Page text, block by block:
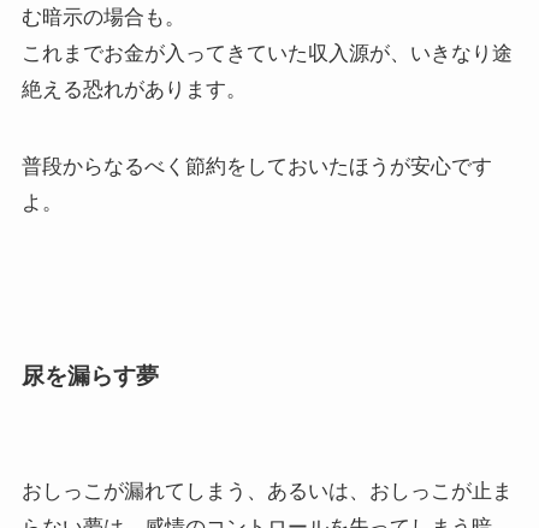
む暗示の場合も。
これまでお金が入ってきていた収入源が、いきなり途
絶える恐れがあります。
普段からなるべく節約をしておいたほうが安心です
よ。
尿を漏らす夢
おしっこが漏れてしまう、あるいは、おしっこが止ま